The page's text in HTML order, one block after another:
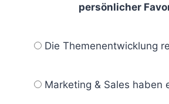
persönlicher
Die Themenentwicklung
Marketing & Sales haben